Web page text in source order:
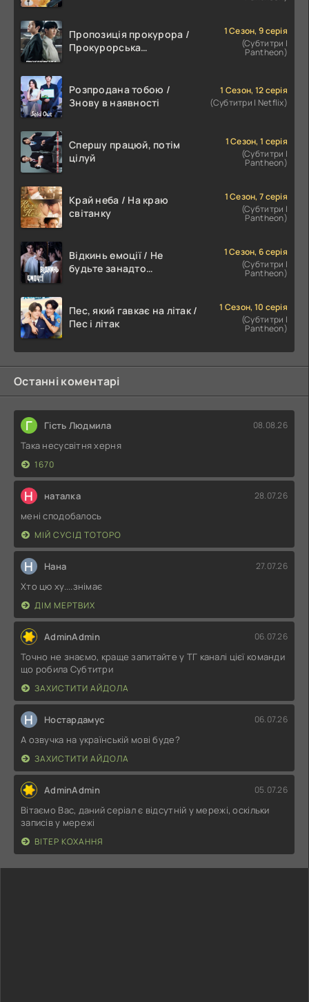
Пропозиція прокурора /
Прокурорська
1 Сезон, 9 серія
(Субтитри |
Pantheon)
Розпродана тобою /
Знову в наявності
1 Сезон, 12 серія
(Субтитри | Netflix)
Спершу працюй, потім
цілуй
1 Сезон, 1 серія
(Субтитри |
Pantheon)
Край неба / На краю
світанку
1 Сезон, 7 серія
(Субтитри |
Pantheon)
Відкинь емоції / Не
будьте занадто
1 Сезон, 6 серія
(Субтитри |
Pantheon)
Пес, який гавкає на літак /
Пес і літак
1 Сезон, 10 серія
(Субтитри |
Pantheon)
Останні коментарі
Г Гість Людмила 08.08.26
Така несусвітня херня
1670
Н наталка 28.07.26
мені сподобалось
МІЙ СУСІД ТОТОРО
Н Нана 27.07.26
Хто цю ху....знімає
ДІМ МЕРТВИХ
AdminAdmin 06.07.26
Точно не знаємо, краще запитайте у ТГ каналі цієї команди
що робила Субтитри
ЗАХИСТИТИ АЙДОЛА
Н Ностардамус 06.07.26
А озвучка на українській мові буде?
ЗАХИСТИТИ АЙДОЛА
AdminAdmin 05.07.26
Вітаємо Вас, даний серіал є відсутній у мережі, оскільки
записів у мережі
ВІТЕР КОХАННЯ